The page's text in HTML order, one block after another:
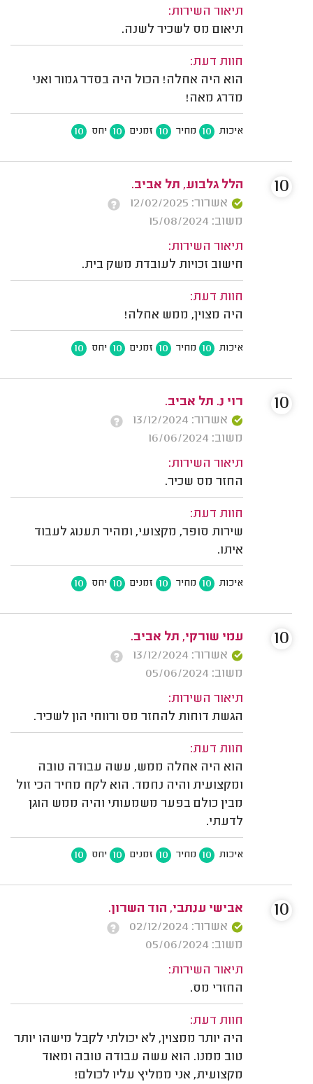
תיאור השירות:
תיאום מס לשכיר לשנה.
חוות דעת:
הוא היה אחלה! הכול היה בסדר גמור ואני
מדרג מאה!
איכות 10 מחיר 10 זמנים 10 יחס 10
הלל גלבוע, תל אביב.
אשרור: 12/02/2025
משוב: 15/08/2024
תיאור השירות:
חישוב זכויות לעובדת משק בית.
חוות דעת:
היה מצוין, ממש אחלה!
איכות 10 מחיר 10 זמנים 10 יחס 10
10
רוי נ. תל אביב.
אשרור: 13/12/2024
משוב: 16/06/2024
תיאור השירות:
החזר מס שכיר.
חוות דעת:
שירות סופר, מקצועי, ומהיר תענוג לעבוד
איתו.
איכות 10 מחיר 10 זמנים 10 יחס 10
10
עמי שורקי, תל אביב.
אשרור: 13/12/2024
משוב: 05/06/2024
תיאור השירות:
הגשת דוחות להחזר מס ורווחי הון לשכיר.
חוות דעת:
הוא היה אחלה ממש, עשה עבודה טובה
ומקצועית והיה נחמד. הוא לקח מחיר הכי זול
מבין כולם בפער משמעותי והיה ממש הוגן
לדעתי.
איכות 10 מחיר 10 זמנים 10 יחס 10
10
אבישי ענתבי, הוד השרון.
אשרור: 02/12/2024
משוב: 05/06/2024
תיאור השירות:
החזרי מס.
חוות דעת:
היה יותר ממצוין, לא יכולתי לקבל מישהו יותר
טוב ממנו. הוא עשה עבודה טובה ומאוד
מקצועית, אני ממליץ עליו לכולם!
10